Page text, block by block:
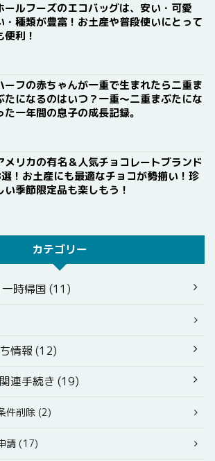
ールフーズのエコバッグは、安い・可愛
・種類が豊富！お土産や普段使いにとって
便利！
ーフの赤ちゃんが一重で生まれたら二重ま
たになるのはいつ？一重〜二重まぶたにな
た一年間の息子の成長記録。
メリカの有名＆人気チョコレートブランド
！お土産にも最適なチョコが勢揃い！珍
い季節限定品も楽しもう！
カテゴリー
時帰国 (11)
情報 (12)
連手続き (19)
件削除 (2)
請 (17)